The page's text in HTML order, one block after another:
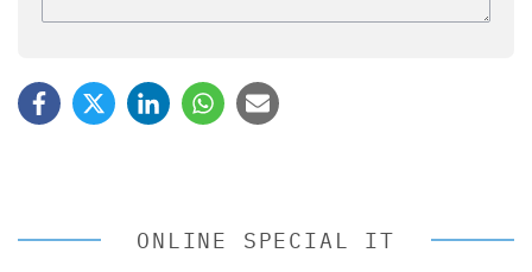
ONLINE SPECIAL IT